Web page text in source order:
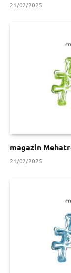
21/02/2025
magazin
21/02/2025